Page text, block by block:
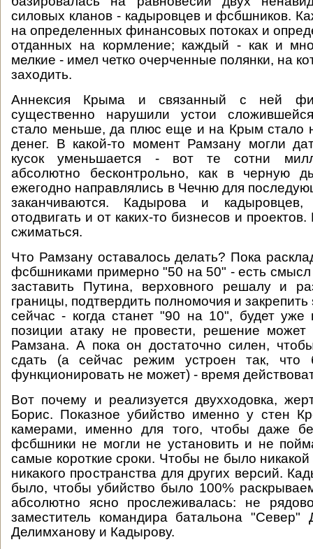
силовых кланов - кадыровцев и фсбшников.
на определенных финансовых потоках и
отданных на кормление; каждый - как и
мелкие - имел четко очерченные полянки, на
заходить.
Аннексия Крыма и связанный с ней
существенно нарушили устои
стало меньше, да плюс еще и на Крым стало
денег. В какой-то момент Рамзану могли
кусок уменьшается - вот те сотни
абсолютно бесконтрольно, как в черную
ежегодно направлялись в Чечню для
заканчиваются. Кадырова и кадыровцев,
отодвигать и от каких-то бизнесов и
сжиматься.
Что Рамзану оставалось делать? Пока
фсбшниками примерно "50 на 50" - есть смысл
заставить Путина, верховного решалу и
границы, подтвердить полномочия и
сейчас - когда станет "90 на 10", будет уже
позиции атаку не провести, решение
Рамзана. А пока он достаточно силен,
сдать (а сейчас режим устроен так, что
функционировать не может) - время
Вот почему и реализуется двухходовка,
Борис. Показное убийство именно у стен
камерами, именно для того, чтобы даже
фсбшники не могли не установить и не
самые короткие сроки. Чтобы не было
никакого пространства для других версий.
было, чтобы убийство было 100%
абсолютно ясно прослеживалась: не
заместитель командира батальона "Север"
Делимханову и Кадырову.